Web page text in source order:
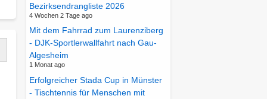
Bezirksendrangliste 2026
4 Wochen 2 Tage ago
Mit dem Fahrrad zum Laurenziberg
- DJK-Sportlerwallfahrt nach Gau-
Algesheim
1 Monat ago
Erfolgreicher Stada Cup in Münster
- Tischtennis für Menschen mit